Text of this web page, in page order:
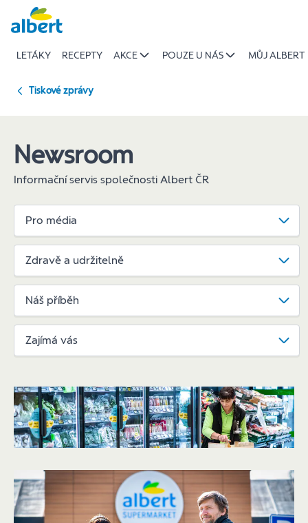
Přeskočit
v Albertu
dětské
tun
Albert
LETÁKY RECEPTY AKCE POUZE U NÁS MŮJ ALBERT
Tiskové zprávy
Newsroom
Informační servis společnosti Albert ČR
Pro média
Zdravě a udržitelně
Náš příběh
Zajímá vás